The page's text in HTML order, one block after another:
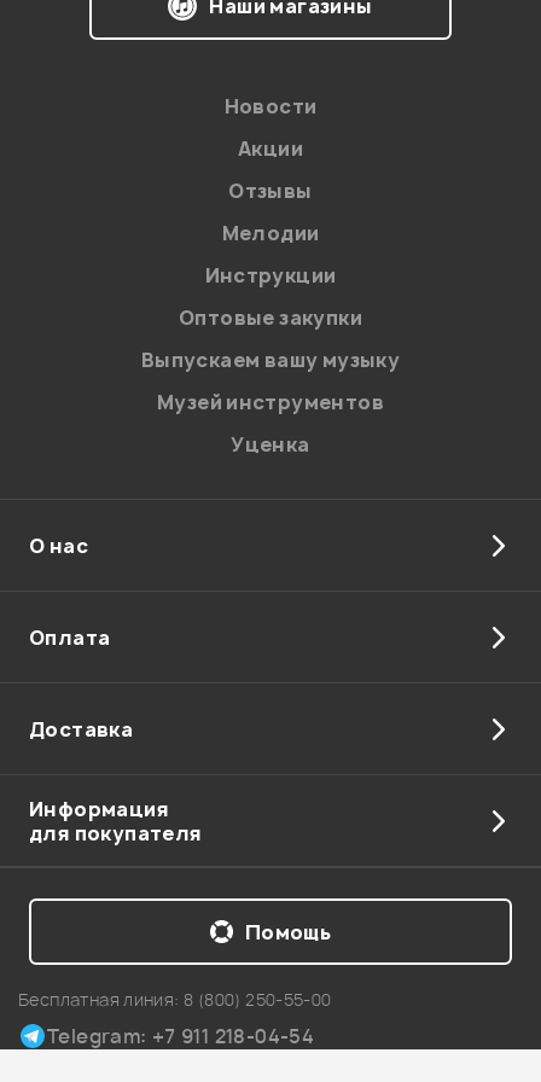
на обработку персональных данных в
персональных данных.
Введите проверочное число:
Наши магазины
Новости
Акции
Отзывы
Мелодии
Инструкции
Оптовые закупки
Выпускаем вашу музыку
Музей инструментов
Уценка
О нас
Оплата
Доставка
Информация
для покупателя
Бесплатная линия: 8 (800) 250-55-00
Telegram: +7 911 218-04-54
Помощь